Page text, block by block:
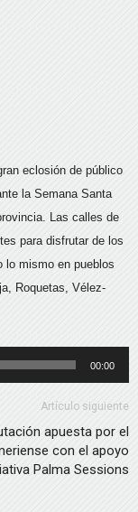
eclosión de público
la Semana Santa
Las calles de
para disfrutar de los
lo mismo en pueblos
Roquetas, Vélez-
00:00
Artículo siguiente
apuesta por el
con el apoyo
Palma Sessions